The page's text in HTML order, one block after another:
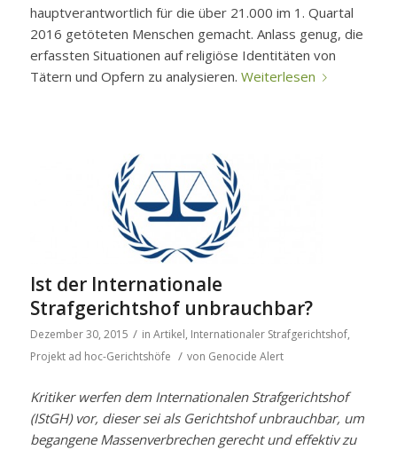
hauptverantwortlich für die über 21.000 im 1. Quartal
2016 getöteten Menschen gemacht. Anlass genug, die
erfassten Situationen auf religiöse Identitäten von
Tätern und Opfern zu analysieren. Weiterlesen
Ist der Internationale
Strafgerichtshof unbrauchbar?
Dezember 30, 2015 / in Artikel, Internationaler Strafgerichtshof,
Projekt ad hoc-Gerichtshöfe / von Genocide Alert
Kritiker werfen dem Internationalen Strafgerichtshof
(IStGH) vor, dieser sei als Gerichtshof unbrauchbar, um
begangene Massenverbrechen gerecht und effektiv zu